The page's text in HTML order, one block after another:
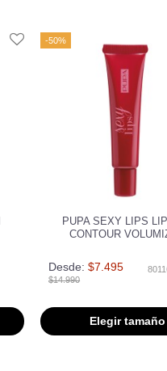
-50%
PUPA SEXY LIPS
CONTOUR
Desde: $7.495
$14.990
Elegir tamaño